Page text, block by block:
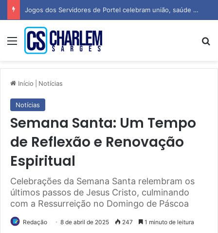
Jogos dos Servidores de Portel celebram união, saúde e espírito esportivo
Menu
Início Notícias
Notícias
Semana Santa: Um Tempo
de Reflexão e Renovação
Espiritual
Celebrações da Semana Santa relembram os
últimos passos de Jesus Cristo, culminando
com a Ressurreição no Domingo de Páscoa
Redação 8 de abril de 2025 247 1 minuto de leitura